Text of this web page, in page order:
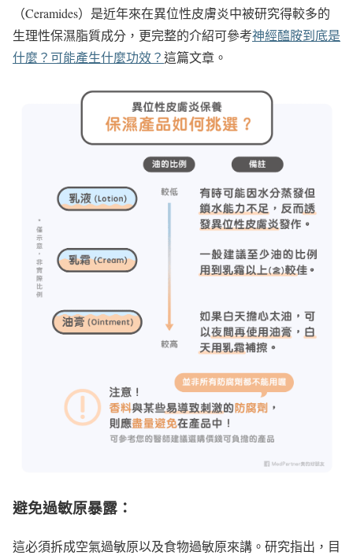
（Ceramides）是近年來在異位性皮膚炎中被研究得較多的
生理性保濕脂質成分，更完整的介紹可參考神經醯胺到底是
什麼？可能產生什麼功效？這篇文章。
避免過敏原暴露 ：
這必須拆成空氣過敏原以及食物過敏原來講。研究指出，目